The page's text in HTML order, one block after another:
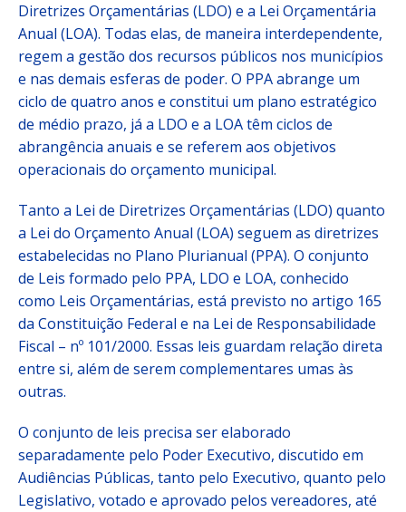
Diretrizes Orçamentárias (LDO) e a Lei Orçamentária
Anual (LOA). Todas elas, de maneira interdependente,
regem a gestão dos recursos públicos nos municípios
e nas demais esferas de poder. O PPA abrange um
ciclo de quatro anos e constitui um plano estratégico
de médio prazo, já a LDO e a LOA têm ciclos de
abrangência anuais e se referem aos objetivos
operacionais do orçamento municipal.
Tanto a Lei de Diretrizes Orçamentárias (LDO) quanto
a Lei do Orçamento Anual (LOA) seguem as diretrizes
estabelecidas no Plano Plurianual (PPA). O conjunto
de Leis formado pelo PPA, LDO e LOA, conhecido
como Leis Orçamentárias, está previsto no artigo 165
da Constituição Federal e na Lei de Responsabilidade
Fiscal – nº 101/2000. Essas leis guardam relação direta
entre si, além de serem complementares umas às
outras.
O conjunto de leis precisa ser elaborado
separadamente pelo Poder Executivo, discutido em
Audiências Públicas, tanto pelo Executivo, quanto pelo
Legislativo, votado e aprovado pelos vereadores, até